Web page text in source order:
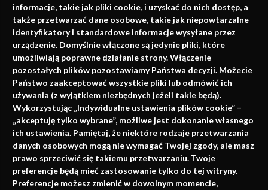
informacje, takie jak pliki cookie, i uzyskać do nich dostęp, a
także przetwarzać dane osobowe, takie jak niepowtarzalne
identyfikatory i standardowe informacje wysyłane przez
urządzenie. Domyślnie włączone są jedynie pliki, które
umożliwiają poprawne działanie strony. Włączenie
pozostałych plików pozostawiamy Państwa decyzji. Możecie
Państwo zaakceptować wszystkie pliki lub odmówić ich
używania (z wyjątkiem niezbędnych jeżeli takie będą).
Wykorzystując „Indywidualne ustawienia plików cookie” –
„akceptuję tylko wybrane”, możliwe jest dokonanie własnego
ich ustawienia. Pamiętaj, że niektóre rodzaje przetwarzania
danych osobowych mogą nie wymagać Twojej zgody, ale masz
prawo sprzeciwić się takiemu przetwarzaniu. Twoje
preferencje będą mieć zastosowanie tylko do tej witryny.
Preferencje możesz zmienić w dowolnym momencie,
Napisz do nas
info@faktymedyczne.pl
ul. Towarowa 2
43-460 Wisła